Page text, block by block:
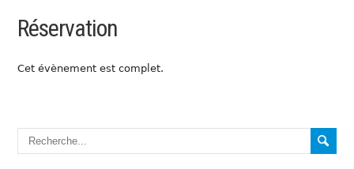
Réservation
Cet évènement est complet.